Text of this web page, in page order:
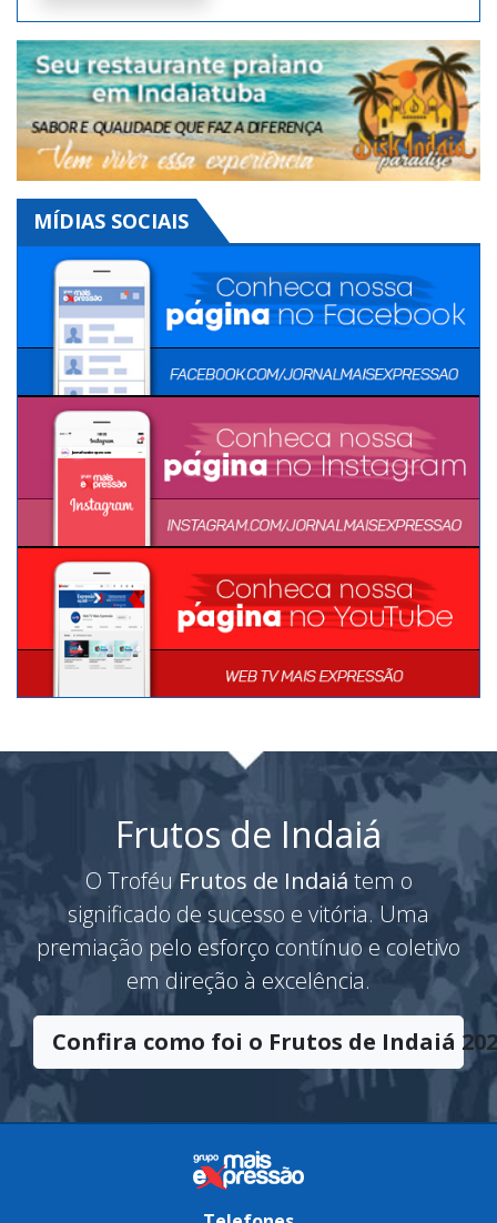
Clique aqui
MÍDIAS SOCIAIS
Frutos de Indaiá
O TroféuFrutos de Indaiá tem o
significado de sucesso e vitória. Uma
premiação pelo esforço contínuo e coletivo
em direção à excelência.
Confira como foi o Frutos de Indaiá